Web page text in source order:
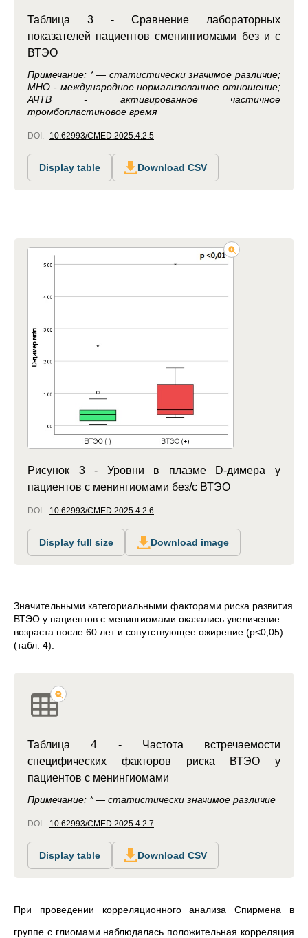
Таблица 3 - Сравнение лабораторных
показателей пациентов cменингиомами без и с
ВТЭО
Примечание: * — статистически значимое различие;
МНО - международное нормализованное отношение;
АЧТВ - активированное частичное
тромбопластиновое время
DOI: 10.62993/CMED.2025.4.2.5
Display table Download CSV
Рисунок 3 - Уровни в плазме D-димера у
пациентов с менингиомами без/с ВТЭО
DOI: 10.62993/CMED.2025.4.2.6
Display full size Download image
Значительными категориальными факторами риска развития
ВТЭО у пациентов с менингиомами оказались увеличение
возраста после 60 лет и сопутствующее ожирение (р<0,05)
(табл. 4).
Таблица 4 - Частота встречаемости
специфических факторов риска ВТЭО у
пациентов с менингиомами
Примечание: * — статистически значимое различие
DOI: 10.62993/CMED.2025.4.2.7
Display table Download CSV
При проведении корреляционного анализа Спирмена в
группе с глиомами наблюдалась положительная корреляция